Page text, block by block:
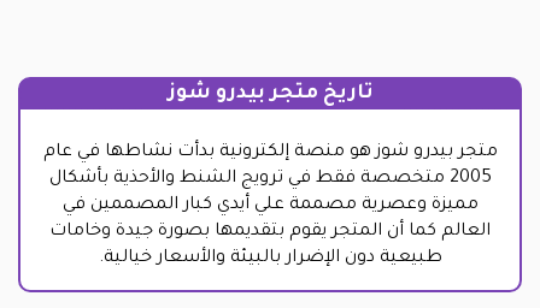
تاريخ متجر بيدرو شوز
متجر بيدرو شوز هو منصة إلكترونية بدأت نشاطها في عام
2005 متخصصة فقط في ترويج الشنط والأحذية بأشكال
مميزة وعصرية مصممة علي أيدي كبار المصممين في
العالم كما أن المتجر يقوم بتقديمها بصورة جيدة وخامات
طبيعية دون الإضرار بالبيئة والأسعار خيالية.